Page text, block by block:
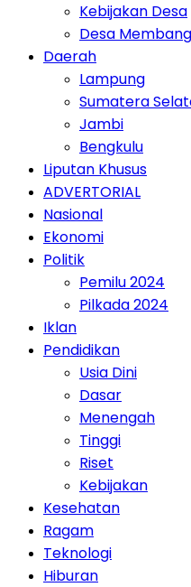
Kebijakan Desa
Desa
Daerah
Lampung
Sumatera
Jambi
Bengkulu
Liputan Khusus
ADVERTORIAL
Nasional
Ekonomi
Politik
Pemilu 2024
Pilkada 2024
Iklan
Pendidikan
Usia Dini
Dasar
Menengah
Tinggi
Riset
Kebijakan
Kesehatan
Ragam
Teknologi
Hiburan